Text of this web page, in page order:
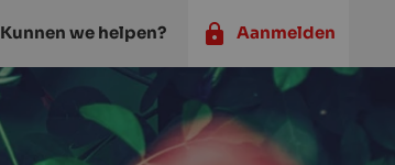
Kunnen we helpen? Aanmelden